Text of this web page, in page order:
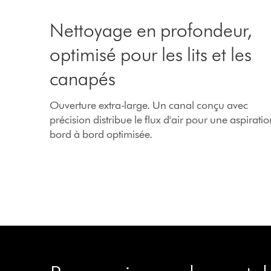
Nettoyage en profondeur,
optimisé pour les lits et les
canapés
Ouverture extra-large. Un canal conçu avec
précision distribue le flux d'air pour une
bord à bord optimisée.